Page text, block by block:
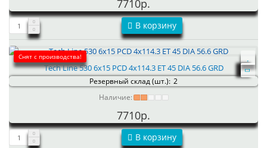
7710р.
В корзину
Снят с производства!
Tech Line 530 6x15 PCD 4x114.3 ET 45 DIA 56.6 GRD
Резервный склад (шт.): 2
Наличие:
7710р.
В корзину